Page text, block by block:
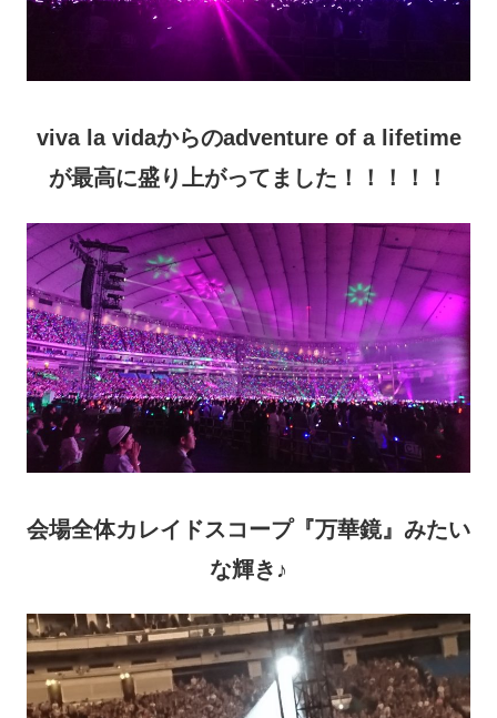
viva la vidaからのadventure of a lifetime
が最高に盛り上がってました！！！！！
会場全体カレイドスコープ『万華鏡』みたい
な輝き♪